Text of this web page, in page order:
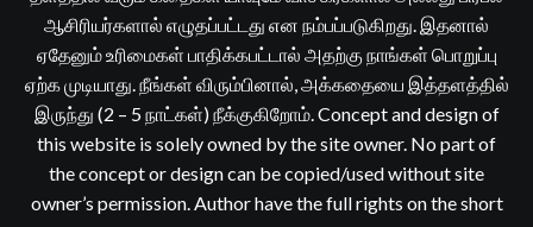
ஆசிரியர்களால் எழுதப்பட்டது என நம்பப்படுகிறது. இதனால்
ஏதேனும் உரிமைகள் பாதிக்கபட்டால் அதற்கு நாங்கள் பொறுப்பு
ஏற்க முடியாது. நீங்கள் விரும்பினால், அக்கதையை இத்தளத்தில்
இருந்து (2 – 5 நாட்கள்) நீக்குகிறோம். Concept and design of
this website is solely owned by the site owner. No part of
the concept or design can be copied/used without site
owner’s permission. Author have the full rights on the short